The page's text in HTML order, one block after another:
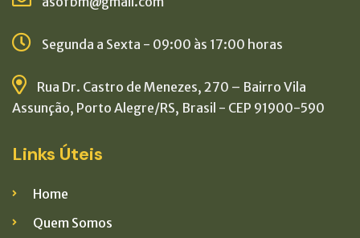
Segunda a Sexta - 09:00 às 17:00 horas
Rua Dr. Castro de Menezes, 270 – Bairro Vila
Assunção, Porto Alegre/RS, Brasil - CEP 91900-590
Links Úteis
Home
Quem Somos